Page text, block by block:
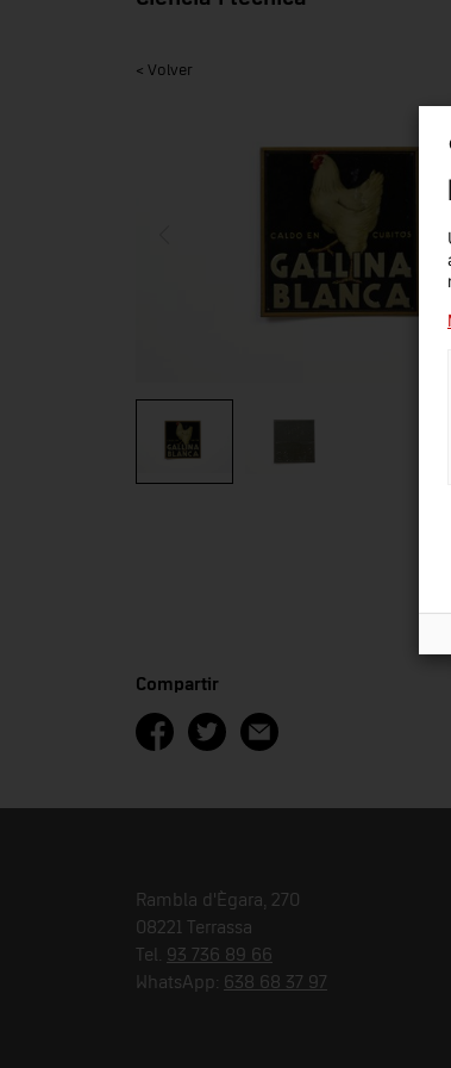
< Volver
Compartir
Rambla d'Ègara, 270
08221 Terrassa
Tel. 93 736 89 66
WhatsApp: 638 68 37 97